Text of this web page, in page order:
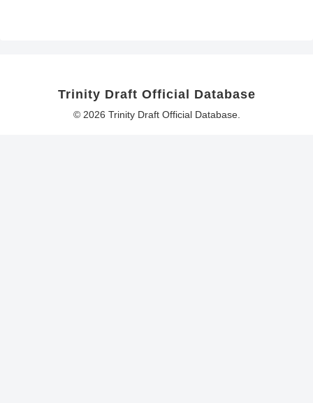
Trinity Draft Official Database
© 2026 Trinity Draft Official Database.